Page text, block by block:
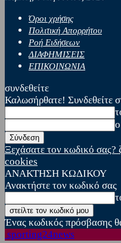
Όροι χρήσης
Πολιτική Απορρήτου
Ροή Ειδήσεων
ΔΙΑΦΗΜΙΣΕΙΣ
ΕΠΙΚΟΙΝΩΝΙΑ
συνδεθείτε
Καλωσήρθατε! Συνδεθείτε
Ξεχάσατε τον κωδικό σας?
cookies
ΑΝΑΚΤΗΣΗ ΚΩΔΙΚΟΥ
Ανακτήστε τον κωδικό σας
Ένας κωδικός πρόσβασης
sporting24news